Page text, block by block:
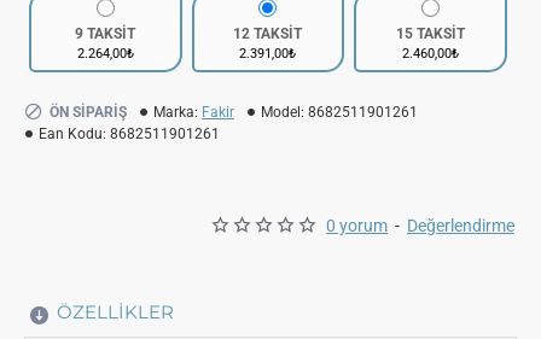
0 yorum - Değerlendirme
9 TAKSİT
2.264,00₺
12 TAKSİT
2.391,00₺
15 TAKSİT
2.460,00₺
ÖN SIPARIŞ Marka: Fakir Model: 8682511901261
Ean Kodu: 8682511901261
ÖZELLIKLER